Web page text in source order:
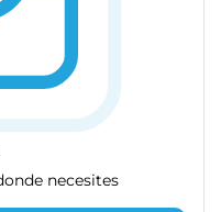
necesites